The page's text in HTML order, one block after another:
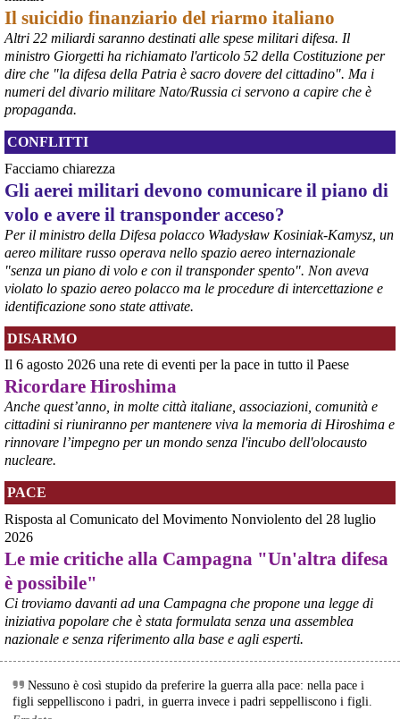
Trieste per commemorare l'anniversario del bombardamento
atomico di Hiroshima del 6 agosto 1945
pressenza.com/it/2026/08/6-ago
#Hiroshima2026 #calendario #pacifisti #pcknews
@peacelink - 6/8/2026 8:47
Hiroshima Day in Germania
#Berlino. La principale manifestazione, una kundgebung (raduno)
dal titolo "Gedenken - Erinnern - Mahnen" (Ricordare - Memoria -
Volkspark Friedrichshain . La giornata è iniziata con il suono della
campana alle 8:15, l'ora dello sgancio della bomba su Hiroshima.
Alle 21:00, una cerimonia con luci della pace si terrà presso il
Giardino Giapponese a Berlino-Hohenschönhausen.
#
Hiroshima2026 Germania
@peacelink
Hiroshima Day in Germania
#Hannover: la città offre un programma particolarmente ricco e
articolato. La commemorazione ufficiale è iniziata alle 8:00 con una
cerimonia presso la Aegidienkirche , seguita da una meditazione
sonora e da una funzione multireligiosa per la pace nel pomeriggio.
In serata, la città ospiterà proiezioni di documentari al Neues
Rathaus e, alle 22:00, un suggestivo momento di ricordo con il
lancio di lanterne di carta sullo stagno Maschteich.
Hiroshima2026 Germania
@peacelink - 6/8/2026 8:42
In Germania le commemorazioni dell'81° anniversario di Hiroshima
sono numerose e capillari, coinvolgendo grandi città e piccole
comunità.
Hiroshima2026 Germania
Il suicidio finanziario del riarmo italiano
Altri 22 miliardi saranno destinati alle spese militari difesa. Il
ministro Giorgetti ha richiamato l'articolo 52 della Costituzione per
dire che "la difesa della Patria è sacro dovere del cittadino". Ma i
numeri del divario militare Nato/Russia ci servono a capire che è
propaganda.
CONFLITTI
Facciamo chiarezza
Gli aerei militari devono comunicare il piano di
volo e avere il transponder acceso?
Per il ministro della Difesa polacco Władysław Kosiniak-Kamysz, un
aereo militare russo operava nello spazio aereo internazionale
"senza un piano di volo e con il transponder spento". Non aveva
violato lo spazio aereo polacco ma le procedure di intercettazione e
identificazione sono state attivate.
DISARMO
Il 6 agosto 2026 una rete di eventi per la pace in tutto il Paese
Ricordare Hiroshima
Anche quest’anno, in molte città italiane, associazioni, comunità e
cittadini si riuniranno per mantenere viva la memoria di Hiroshima e
rinnovare l’impegno per un mondo senza l'incubo dell'olocausto
nucleare.
PACE
Risposta al Comunicato del Movimento Nonviolento del 28 luglio
2026
Le mie critiche alla Campagna "Un'altra difesa
è possibile"
Ci troviamo davanti ad una Campagna che propone una legge di
iniziativa popolare che è stata formulata senza una assemblea
nazionale e senza riferimento alla base e agli esperti.
Nessuno è così stupido da preferire la guerra alla pace: nella pace i
figli seppelliscono i padri, in guerra invece i padri seppelliscono i figli.